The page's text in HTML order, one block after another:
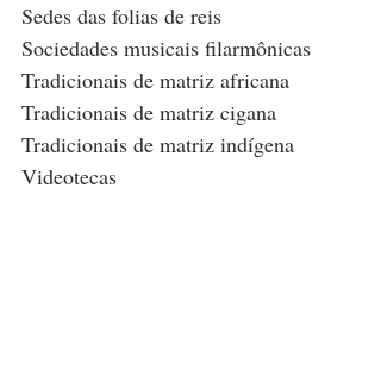
Sedes das folias de reis
Sociedades musicais filarmônicas
Tradicionais de matriz africana
Tradicionais de matriz cigana
Tradicionais de matriz indígena
Videotecas